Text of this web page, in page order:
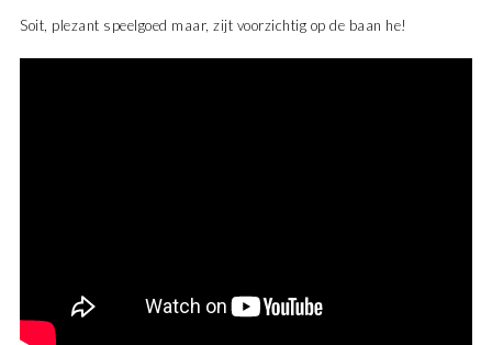
Soit, plezant speelgoed maar, zijt voorzichtig op de baan he!